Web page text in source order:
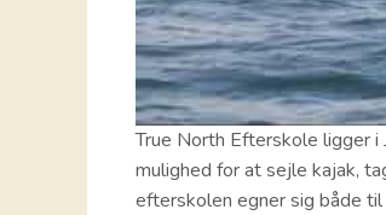
True North Efterskole ligger i
mulighed for at sejle kajak,
efterskolen egner sig både